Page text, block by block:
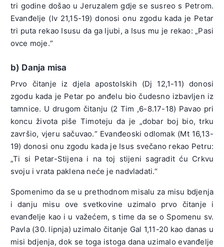
tri godine došao u Jeruzalem gdje se susreo s Petrom.
Evanđelje (Iv 21,15-19) donosi onu zgodu kada je Petar
tri puta rekao Isusu da ga ljubi, a Isus mu je rekao: „Pasi
ovce moje.“
b) Danja misa
Prvo čitanje iz djela apostolskih (Dj 12,1-11) donosi
zgodu kada je Petar po anđelu bio čudesno izbavljen iz
tamnice. U drugom čitanju (2 Tim ,6-8.17-18) Pavao pri
koncu života piše Timoteju da je „dobar boj bio, trku
završio, vjeru sačuvao.“ Evanđeoski odlomak (Mt 16,13-
19) donosi onu zgodu kada je Isus svečano rekao Petru:
„Ti si Petar-Stijena i na toj stijeni sagradit ću Crkvu
svoju i vrata paklena neće je nadvladati.“
Spomenimo da se u prethodnom misalu za misu bdjenja
i danju misu ove svetkovine uzimalo prvo čitanje i
evanđelje kao i u važećem, s time da se o Spomenu sv.
Pavla (30. lipnja) uzimalo čitanje Gal 1,11-20 kao danas u
misi bdjenja, dok se toga istoga dana uzimalo evanđelje